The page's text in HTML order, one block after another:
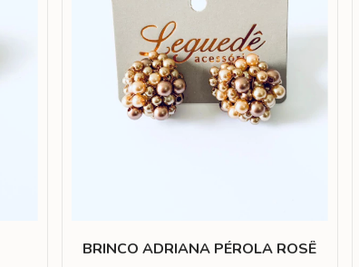
BRINCO ADRIANA PÉROLA ROSÊ